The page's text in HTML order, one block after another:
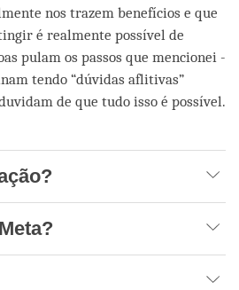
nos trazem benefícios e que
é realmente possível de
pulam os passos que mencionei -
tendo “dúvidas aflitivas”
de que tudo isso é possível.